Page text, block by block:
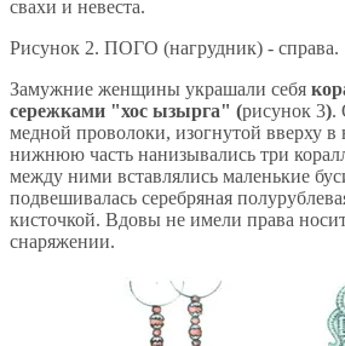
свахи и невеста.
Рисунок 2. ПОГО (нагрудник) - справа.
Замужние женщины украшали себя
сережками "хос ызырга" (рисунок 3).
медной проволоки, изогнутой вверху в
нижнюю часть нанизывались три
между ними вставлялись маленькие
подвешивалась серебряная
кисточкой. Вдовы не имели права
снаряжении.